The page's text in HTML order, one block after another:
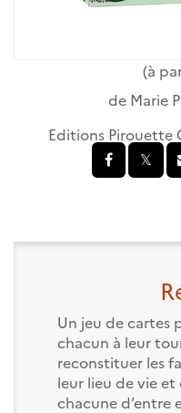
(à
de Marie
Editions Pirouette
Un jeu de cartes
chacun à leur
reconstituer les
leur lieu de vie
chacune d’entre